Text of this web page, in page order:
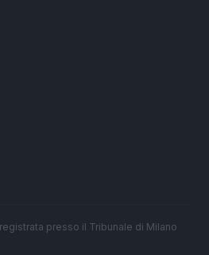
presso il Tribunale di Milano